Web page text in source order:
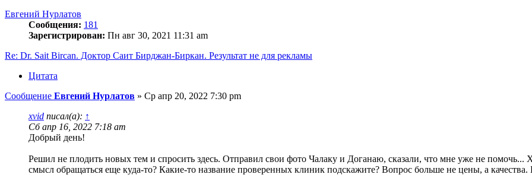
Евгений Нурлатов
Сообщения: 181
Зарегистрирован: Пн авг 30, 2021 11:31 am
Re: Dr. Sait Bircan. Доктор Саит Бирджан-Биркан. Результат не для рекламы
Цитата
Сообщение Евгений Нурлатов » Ср апр 20, 2022 7:30 pm
xvid писал(а): ↑
Сб апр 16, 2022 7:18 am
Добрый день!
Решил не плодить новых тем и спросить здесь. Отправил свои фото Чалаку и Доганаю, сказали, что мне уже не помочь...
смысл обращаться еще куда-то? Какие-то название проверенных клиник подскажите? Вопрос больше не цены, а качества.